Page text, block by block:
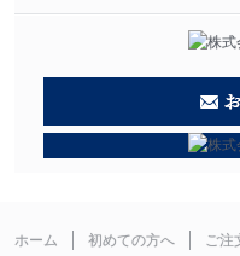
ホーム 初めての方へ ご注